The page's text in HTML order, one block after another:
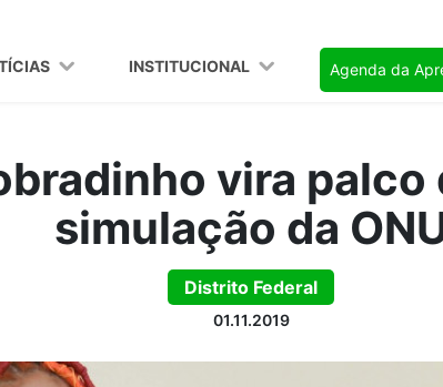
INSTITUCIONAL Agenda da
vira
simulação da
Distrito Federal
01.11.2019